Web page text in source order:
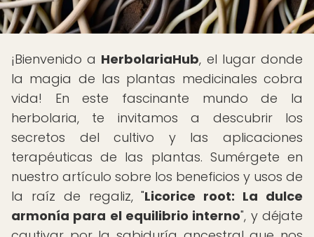
¡Bienvenido a HerbolariaHub, el lugar donde
la magia de las plantas medicinales cobra
vida! En este fascinante mundo de la
herbolaria, te invitamos a descubrir los
secretos del cultivo y las aplicaciones
terapéuticas de las plantas. Sumérgete en
nuestro artículo sobre los beneficios y usos de
la raíz de regaliz, "Licorice root: La dulce
armonía para el equilibrio interno", y déjate